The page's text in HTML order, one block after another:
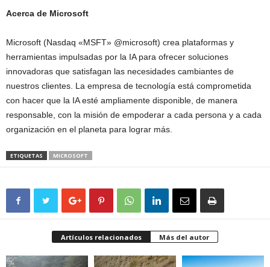
Acerca de Microsoft
Microsoft (Nasdaq «MSFT» @microsoft) crea plataformas y
herramientas impulsadas por la IA para ofrecer soluciones
innovadoras que satisfagan las necesidades cambiantes de
nuestros clientes. La empresa de tecnología está comprometida
con hacer que la IA esté ampliamente disponible, de manera
responsable, con la misión de empoderar a cada persona y a cada
organización en el planeta para lograr más.
ETIQUETAS MICROSOFT
Artículos relacionados Más del autor